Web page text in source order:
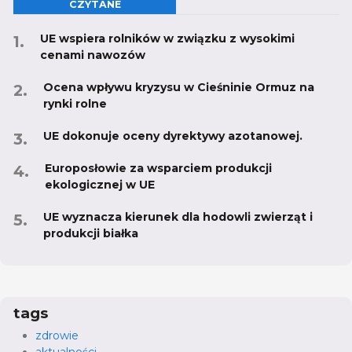
CZYTANE
UE wspiera rolników w związku z wysokimi
cenami nawozów
Ocena wpływu kryzysu w Cieśninie Ormuz na
rynki rolne
UE dokonuje oceny dyrektywy azotanowej.
Europosłowie za wsparciem produkcji
ekologicznej w UE
UE wyznacza kierunek dla hodowli zwierząt i
produkcji białka
tags
zdrowie